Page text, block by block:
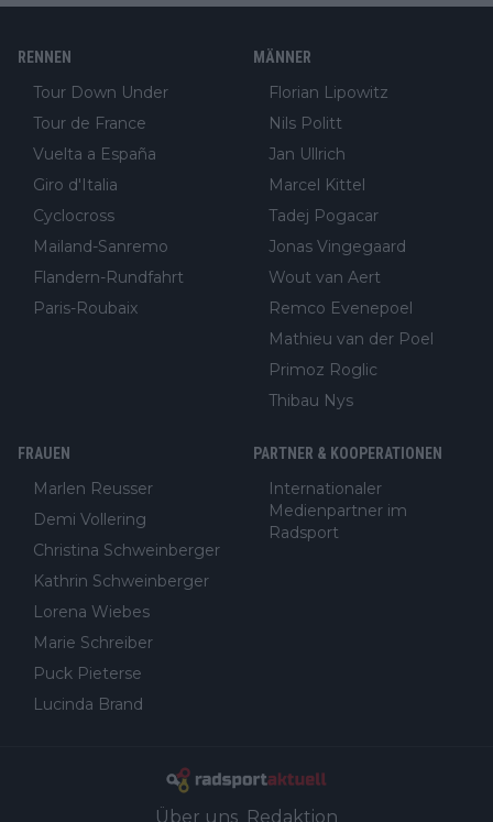
RENNEN
Tour Down Under
Tour de France
Vuelta a España
Giro d'Italia
Cyclocross
Mailand-Sanremo
Flandern-Rundfahrt
Paris-Roubaix
MÄNNER
Florian Lipowitz
Nils Politt
Jan Ullrich
Marcel Kittel
Tadej Pogacar
Jonas Vingegaard
Wout van Aert
Remco Evenepoel
Mathieu van der Poel
Primoz Roglic
Thibau Nys
FRAUEN
Marlen Reusser
Demi Vollering
Christina Schweinberger
Kathrin Schweinberger
Lorena Wiebes
Marie Schreiber
Puck Pieterse
Lucinda Brand
PARTNER & KOOPERATIONEN
Internationaler
Medienpartner im
Radsport
Über uns Redaktion